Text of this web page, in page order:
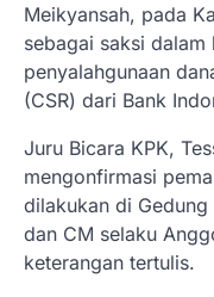
Meikyansah, pada
sebagai saksi
penyalahgunaan
(CSR) dari Bank
Juru Bicara KPK,
mengonfirmasi
dilakukan di Gedung
dan CM selaku
keterangan tertulis.